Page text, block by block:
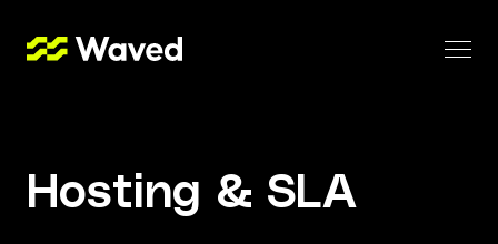
Hosting & SLA